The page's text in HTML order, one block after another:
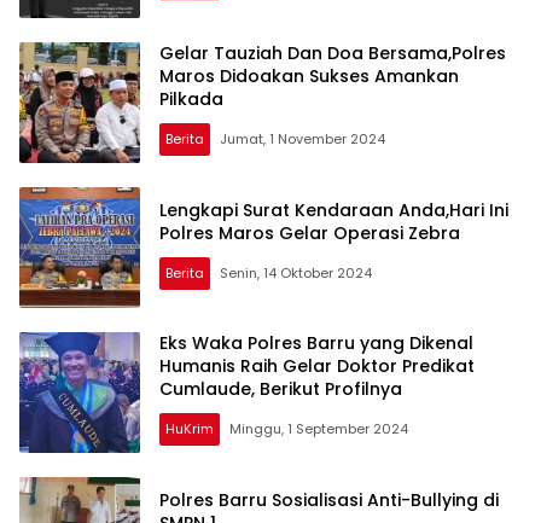
Gelar Tauziah Dan Doa Bersama,Polres
Maros Didoakan Sukses Amankan
Pilkada
Berita Jumat, 1 November 2024
Lengkapi Surat Kendaraan Anda,Hari Ini
Polres Maros Gelar Operasi Zebra
Berita Senin, 14 Oktober 2024
Eks Waka Polres Barru yang Dikenal
Humanis Raih Gelar Doktor Predikat
Cumlaude, Berikut Profilnya
HuKrim Minggu, 1 September 2024
Polres Barru Sosialisasi Anti-Bullying di